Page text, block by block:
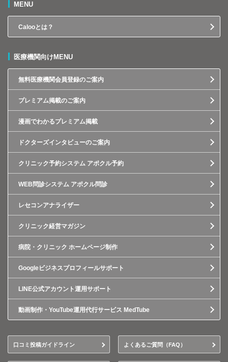
MENU
Calooとは？
医療機関向けMENU
無料医療機関会員登録のご案内
プレミアム掲載のご案内
漫画でわかるプレミアム掲載
ドクターズインタビューのご案内
クリニック予約システム アポクル予約
WEB問診システム アポクル問診
レセコンアナライザー
クリニック経営マガジン
病院・クリニック ホームページ制作
Googleビジネスプロフィールサポート
LINE公式アカウント運用サポート
動画制作・YouTube運用代行サービス MedTube
口コミ投稿ガイドライン よくあるご質問（FAQ）